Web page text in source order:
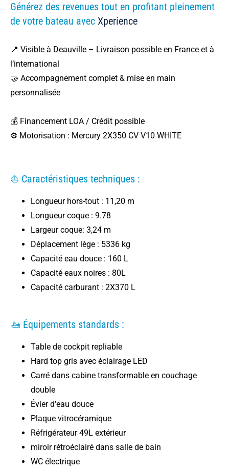
Générez des revenues tout en profitant pleinement
de votre bateau avec Xperience
📍 Visible à Deauville – Livraison possible en France et à
l’international
🤝 Accompagnement complet & mise en main
personnalisée
💰 Financement LOA / Crédit possible
⚙️ Motorisation : Mercury 2X350 CV V10 WHITE
⛵ Caractéristiques techniques :
Longueur hors-tout : 11,20 m
Longueur coque : 9.78
Largeur coque: 3,24 m
Déplacement lège : 5336 kg
Capacité eau douce : 160 L
Capacité eaux noires : 80L
Capacité carburant : 2X370 L
🚤 Équipements standards :
Table de cockpit repliable
Hard top gris avec éclairage LED
Carré dans cabine transformable en couchage
double
Évier d'eau douce
Plaque vitrocéramique
Réfrigérateur 49L extérieur
miroir rétroéclairé dans salle de bain
WC électrique